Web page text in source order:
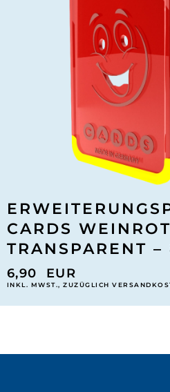
CARDS WEINROT
TRANSPARENT –
6,90 EUR
INKL. MWST., ZUZÜGLICH